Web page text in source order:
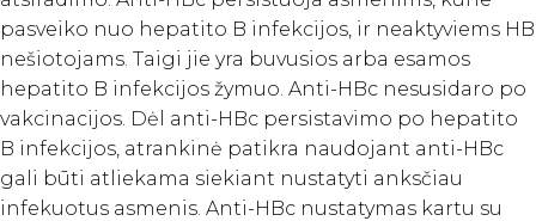
pasveiko nuo hepatito B infekcijos, ir neaktyviems HB
nešiotojams. Taigi jie yra buvusios arba esamos
hepatito B infekcijos žymuo. Anti-HBc nesusidaro po
vakcinacijos. Dėl anti-HBc persistavimo po hepatito
B infekcijos, atrankinė patikra naudojant anti-HBc
gali būti atliekama siekiant nustatyti anksčiau
infekuotus asmenis. Anti-HBc nustatymas kartu su